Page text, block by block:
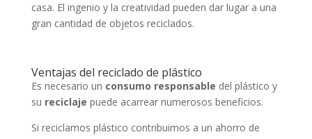
casa. El ingenio y la creatividad pueden dar lugar a una
gran cantidad de objetos reciclados.
Ventajas del reciclado de plástico
Es necesario un consumo responsable del plástico y
su reciclaje puede acarrear numerosos beneficios.
Si reciclamos plástico contribuimos a un ahorro de